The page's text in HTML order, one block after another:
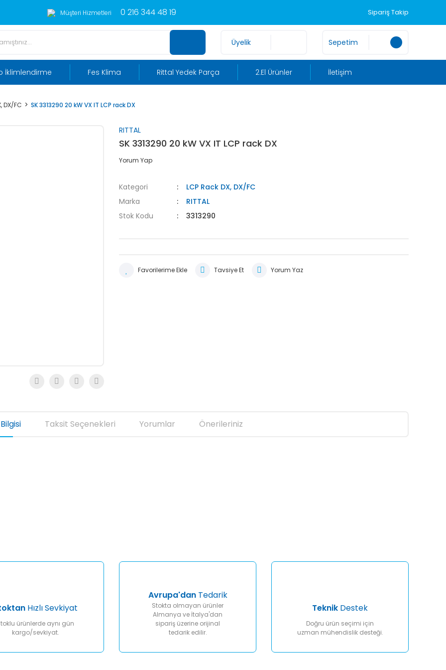
Müşteri Hizmetleri 0 216 344 48 19 Sipariş Takip
Üyelik Sepetim
İklimlendirme Fes Klima Rittal Yedek Parça 2.El Ürünler İletişim
DX/FC SK 3313290 20 kW VX IT LCP rack DX
RITTAL
SK 3313290 20 kW VX IT LCP rack DX
Yorum Yap
Kategori
LCP Rack DX, DX/FC
Marka
RITTAL
Stok Kodu
3313290
Tavsiye Et Yorum Yaz
Taksit Seçenekleri Yorumlar Önerileriniz
Gönder
Hızlı Sevkiyat
ürünlerde aynı gün
kargo/sevkiyat.
Avrupa'danTedarik
Stokta olmayan ürünler
Almanya ve İtalya'dan
sipariş üzerine orijinal
tedarik edilir.
Teknik Destek
Doğru ürün seçimi için
uzman mühendislik desteği.